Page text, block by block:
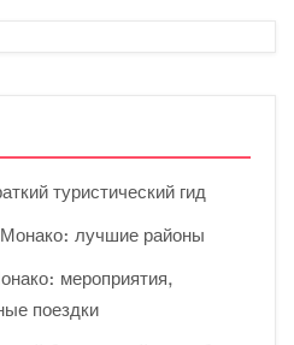
туристический гид
Монако: лучшие районы
мероприятия,
поездки